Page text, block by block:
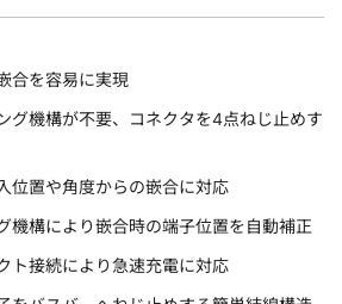
合を容易に実現
グ機構が不要、コネクタを4点ねじ止めす
位置や角度からの嵌合に対応
機構により嵌合時の端子位置を自動補正
ト接続により急速充電に対応